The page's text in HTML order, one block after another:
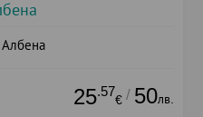
25.57
€ / 50лв.